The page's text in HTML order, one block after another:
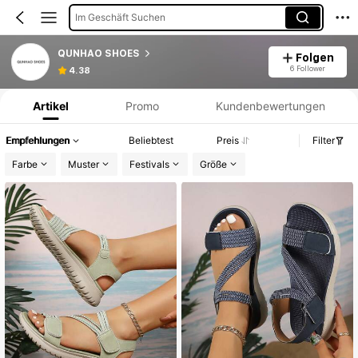
Im Geschäft Suchen
QUNHAO SHOES
4.38
Folgen
6 Follower
Produktinformation: Preisangabe, Verkaufs- und Lagerbestandsdetails.
Artikel Promo Kundenbewertungen
Empfehlungen Beliebtest Preis
Filter
Farbe
Muster Festivals Größe